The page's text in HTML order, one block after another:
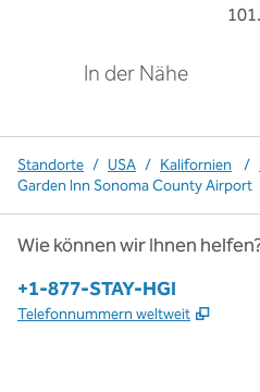
101.
In der Nähe
Standorte / USA / Kalifornien /
Garden Inn Sonoma County Airport
Wie können wir Ihnen
Telefon:
+1-877-STAY-HGI
Telefonnummern weltweit ,